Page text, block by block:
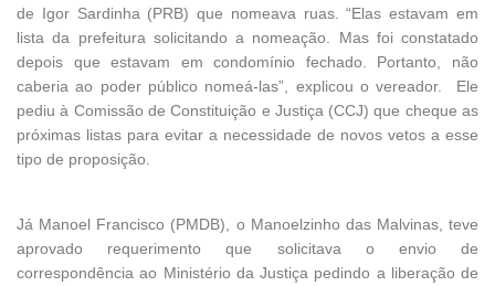
de Igor Sardinha (PRB) que nomeava ruas. “Elas estavam em
lista da prefeitura solicitando a nomeação. Mas foi constatado
depois que estavam em condomínio fechado. Portanto, não
caberia ao poder público nomeá-las”, explicou o vereador. Ele
pediu à Comissão de Constituição e Justiça (CCJ) que cheque as
próximas listas para evitar a necessidade de novos vetos a esse
tipo de proposição.
Já Manoel Francisco (PMDB), o Manoelzinho das Malvinas, teve
aprovado requerimento que solicitava o envio de
correspondência ao Ministério da Justiça pedindo a liberação de